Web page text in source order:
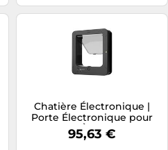
Chatière Électronique |
Porte Électronique pour
Animaux À 4 Sens avec
Télécommande Et 2 Colliers
95,63 €